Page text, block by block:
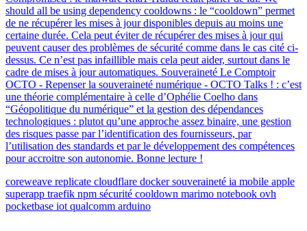
should all be using dependency cooldowns : le “cooldown” permet
de ne récupérer les mises à jour disponibles depuis au moins une
certaine durée. Cela peut éviter de récupérer des mises à jour qui
peuvent causer des problèmes de sécurité comme dans le cas cité ci-
dessus. Ce n’est pas infaillible mais cela peut aider, surtout dans le
cadre de mises à jour automatiques. Souveraineté Le Comptoir
OCTO - Repenser la souveraineté numérique - OCTO Talks ! : c’est
une théorie complémentaire à celle d’Ophélie Coelho dans
“Géopolitique du numérique” et la gestion des dépendances
technologiques : plutot qu’une approche assez binaire, une gestion
des risques passe par l’identification des fournisseurs, par
l’utilisation des standards et par le développement des compétences
pour accroitre son autonomie. Bonne lecture !
coreweave replicate cloudflare docker souveraineté ia mobile apple
superapp traefik npm sécurité cooldown marimo notebook ovh
pocketbase iot qualcomm arduino